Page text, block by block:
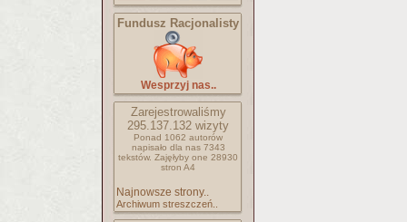
Fundusz Racjonalisty
Wesprzyj nas..
Zarejestrowaliśmy
295.137.132 wizyty
Ponad 1062 autorów
napisało dla nas 7343
tekstów. Zajęłyby one 28930
stron A4
Najnowsze strony..
Archiwum streszczeń..